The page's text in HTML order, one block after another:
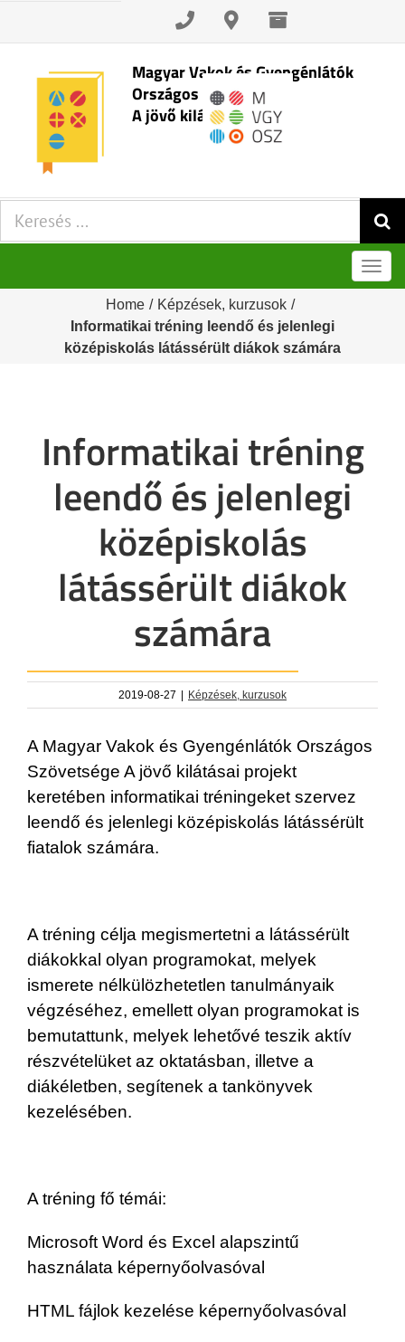
Skip
content
Magyar Vakok és Gyengénlátók
Országos Szövetsége
A jövő kilátásai
Keresés:
Home / Képzések, kurzusok /
Informatikai tréning leendő és jelenlegi
középiskolás látássérült diákok számára
Informatikai tréning
leendő és jelenlegi
középiskolás
látássérült diákok
számára
2019-08-27 | Képzések, kurzusok
A Magyar Vakok és Gyengénlátók Országos
Szövetsége A jövő kilátásai projekt
keretében informatikai tréningeket szervez
leendő és jelenlegi középiskolás látássérült
fiatalok számára.
A tréning célja megismertetni a látássérült
diákokkal olyan programokat, melyek
ismerete nélkülözhetetlen tanulmányaik
végzéséhez, emellett olyan programokat is
bemutattunk, melyek lehetővé teszik aktív
részvételüket az oktatásban, illetve a
diákéletben, segítenek a tankönyvek
kezelésében.
A tréning fő témái:
Microsoft Word és Excel alapszintű
használata képernyőolvasóval
HTML fájlok kezelése képernyőolvasóval